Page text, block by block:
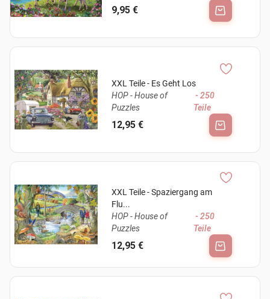
9,95 €
XXL Teile - Es Geht Los
HOP - House of
Puzzles
- 250
Teile
12,95 €
XXL Teile - Spaziergang am
Flu...
HOP - House of
Puzzles
- 250
Teile
12,95 €